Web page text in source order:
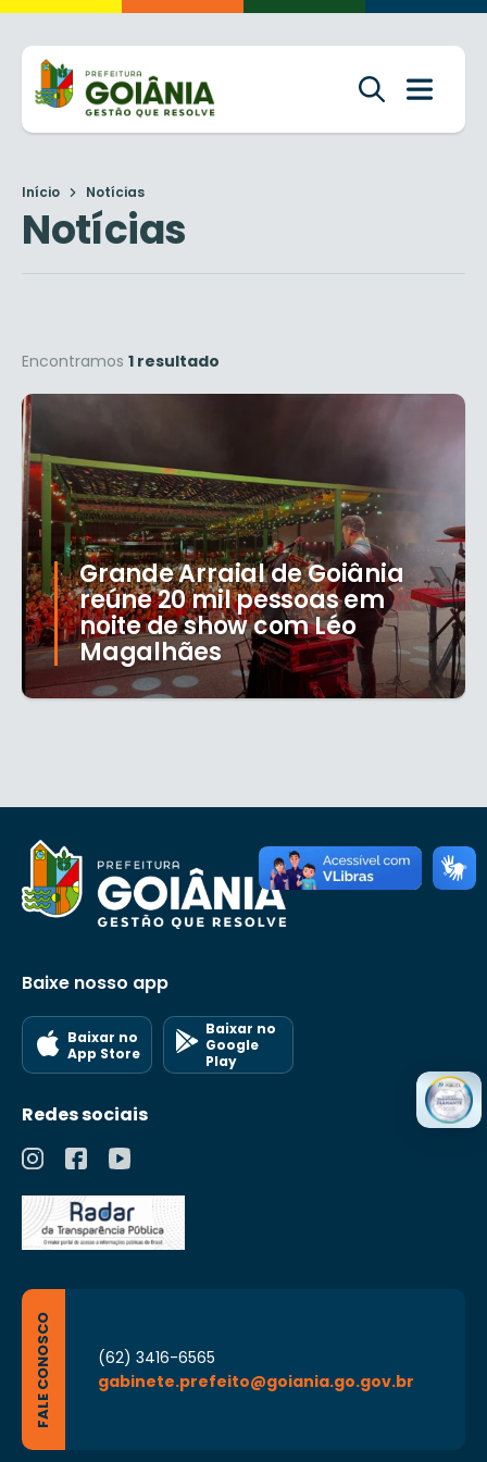
Início Notícias
Notícias
Encontramos 1 resultado
Grande Arraial de Goiânia
reúne 20 mil pessoas em
noite de show com Léo
Magalhães
Baixe nosso app
Baixar no
App Store
Baixar no
Google
Play
Redes sociais
FALE CONOSCO
(62) 3416-6565
gabinete.prefeito@goiania.go.gov.br